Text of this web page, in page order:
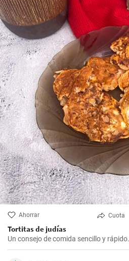
Ahorrar Cuota
Tortitas de judías
Un consejo de comida sencillo y rápido.